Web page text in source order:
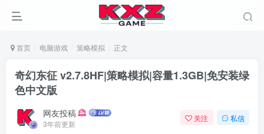
首页 电脑游戏 策略模拟 正文
奇幻东征 v2.7.8HF|策略模拟|容量1.3GB|免安装绿
色中文版
网友投稿
3年前更新
关注 私信